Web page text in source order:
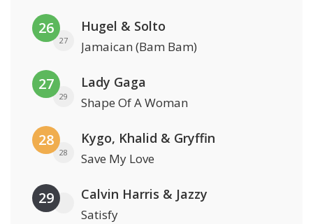
26
27
Hugel & Solto
Jamaican (Bam Bam)
27
29
Lady Gaga
Shape Of A Woman
28
28
Kygo, Khalid & Gryffin
Save My Love
29 Calvin Harris & Jazzy
Satisfy